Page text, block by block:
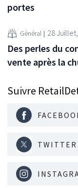
portes
Général 28
Des perles du
vente après la
Suivre
TWITTER